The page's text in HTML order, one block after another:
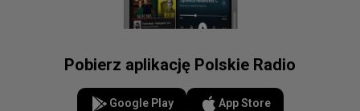
Pobierz aplikację Polskie Radio
Google Play App Store